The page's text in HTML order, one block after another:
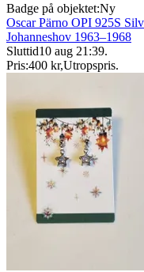
Badge på objektet:Ny
Oscar Pärno OPI 925S
Johanneshov 1963–1968
Sluttid10 aug 21:39.
Pris:400 kr,Utropspris.